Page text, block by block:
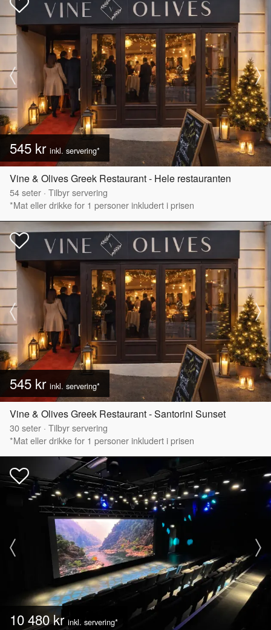
545 kr inkl. servering*
Vine & Olives Greek Restaurant - Hele restauranten
54seter · Tilbyr servering
*Mat eller drikke for 1 personer inkludert i prisen
545 kr inkl. servering*
Vine & Olives Greek Restaurant - Santorini Sunset
30seter · Tilbyr servering
*Mat eller drikke for 1 personer inkludert i prisen
10 480 kr inkl. servering*